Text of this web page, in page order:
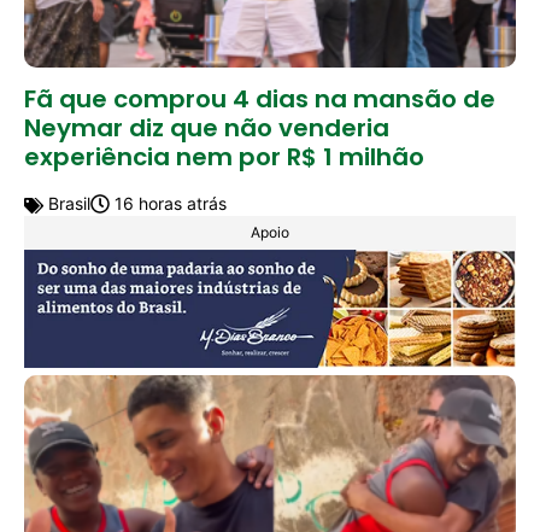
Fã que comprou 4 dias na mansão de
Neymar diz que não venderia
experiência nem por R$ 1 milhão
Brasil 16 horas atrás
Apoio